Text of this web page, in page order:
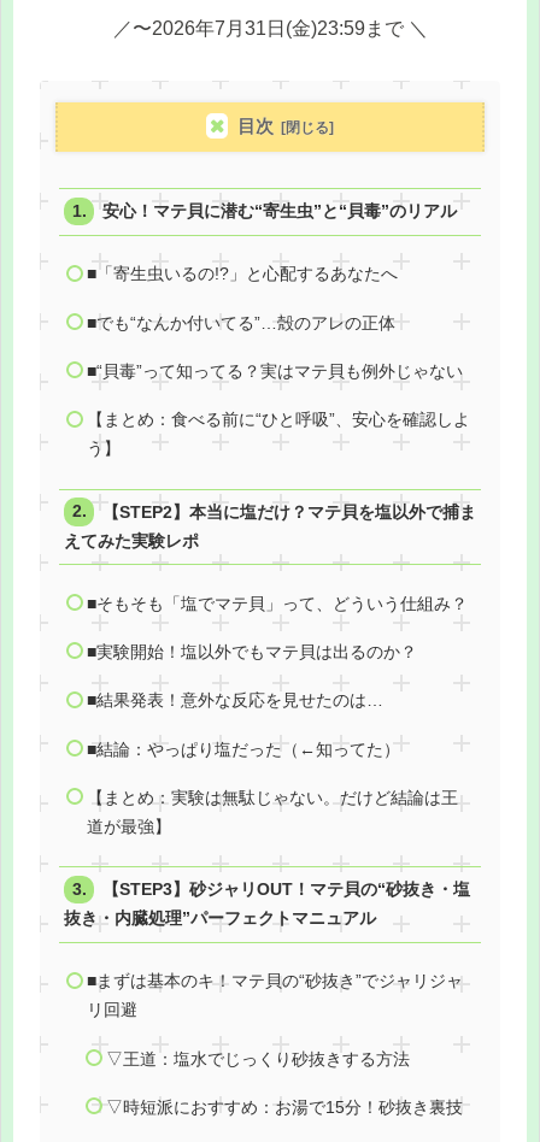
／〜2026年7月31日(金)23:59まで ＼
目次
安心！マテ貝に潜む“寄生虫”と“貝毒”のリアル
■「寄生虫いるの!?」と心配するあなたへ
■でも“なんか付いてる”…殻のアレの正体
■“貝毒”って知ってる？実はマテ貝も例外じゃない
【まとめ：食べる前に“ひと呼吸”、安心を確認しよ
う】
【STEP2】本当に塩だけ？マテ貝を塩以外で捕ま
えてみた実験レポ
■そもそも「塩でマテ貝」って、どういう仕組み？
■実験開始！塩以外でもマテ貝は出るのか？
■結果発表！意外な反応を見せたのは…
■結論：やっぱり塩だった（←知ってた）
【まとめ：実験は無駄じゃない。だけど結論は王
道が最強】
【STEP3】砂ジャリOUT！マテ貝の“砂抜き・塩
抜き・内臓処理”パーフェクトマニュアル
■まずは基本のキ！マテ貝の“砂抜き”でジャリジャ
リ回避
▽王道：塩水でじっくり砂抜きする方法
▽時短派におすすめ：お湯で15分！砂抜き裏技